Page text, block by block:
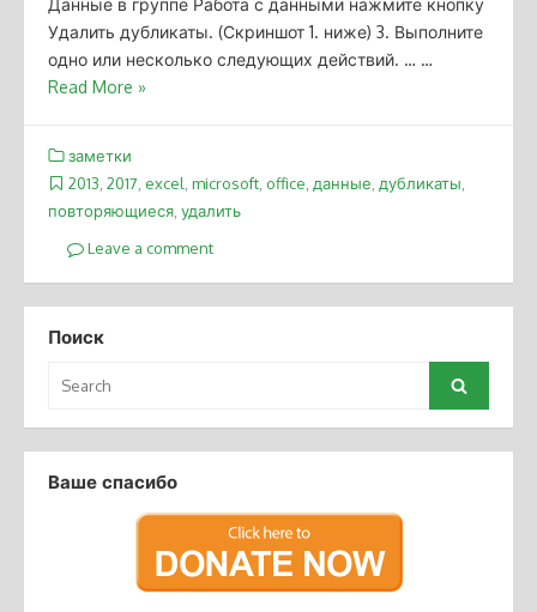
Удалить дубликаты. (Скриншот 1. ниже) 3. Выполните
одно или несколько следующих действий. … …
Read More »
заметки
2013 2017 excel microsoft office данные дубликаты
повторяющиеся, удалить
Leave a comment
Поиск
for:
Search
Ваше спасибо